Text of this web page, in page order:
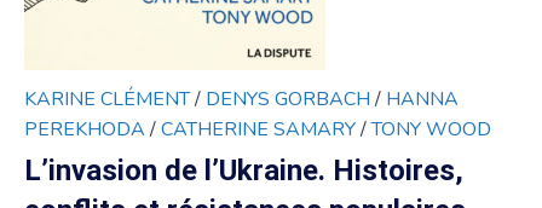
KARINE CLÉMENT/ DENYS GORBACH / HANNA
PEREKHODA /CATHERINE SAMARY/TONY WOOD
L’invasion de l’Ukraine. Histoires,